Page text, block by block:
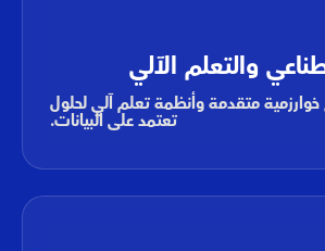
والتعلم الآلي
خوارزمية متقدمة وأنظمة تعلم آلي لحلول
تعتمد على البيانات.